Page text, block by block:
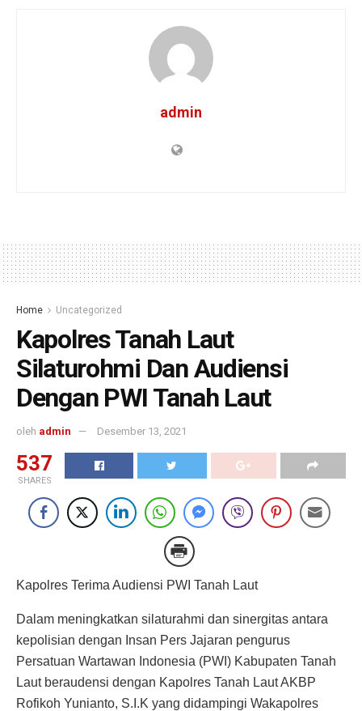
admin
Home Uncategorized
Kapolres Tanah Laut
Silaturohmi Dan Audiensi
Dengan PWI Tanah Laut
oleh admin Desember 13, 2021
537
SHARES
Kapolres Terima Audiensi PWI Tanah Laut
Dalam meningkatkan silaturahmi dan sinergitas antara
kepolisian dengan Insan Pers Jajaran pengurus
Persatuan Wartawan Indonesia (PWI) Kabupaten Tanah
Laut beraudensi dengan Kapolres Tanah Laut AKBP
Rofikoh Yunianto, S.I.K yang didampingi Wakapolres